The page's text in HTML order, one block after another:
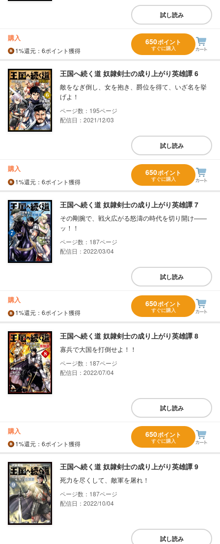
試し読み
購入
1%還元 ：6ポイント獲得
650ポイント
すぐに購入
王国へ続く道 奴隷剣士の成り上がり英雄譚 6
敵をなぎ倒し、女を抱き、爵位を得て、いざ名を挙
げよ！
195
配信日：2021/12/03
試し読み
購入
1%還元 ：6ポイント獲得
650ポイント
すぐに購入
王国へ続く道 奴隷剣士の成り上がり英雄譚 7
その剛腕で、戦火広がる怒濤の時代を切り開け――
ッ！！
187
配信日：2022/03/04
試し読み
購入
1%還元 ：6ポイント獲得
650ポイント
すぐに購入
王国へ続く道 奴隷剣士の成り上がり英雄譚 8
寡兵で大国を打倒せよ！！
187
配信日：2022/07/04
試し読み
購入
1%還元 ：6ポイント獲得
650ポイント
すぐに購入
王国へ続く道 奴隷剣士の成り上がり英雄譚 9
死力を尽くして、敵軍を屠れ！
187
配信日：2022/10/04
試し読み